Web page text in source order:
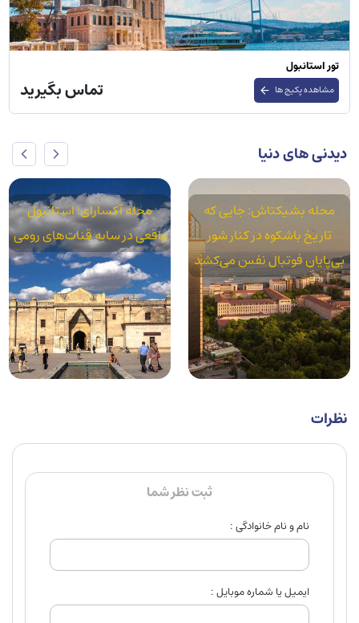
تور استانبول
مشاهده پکیج ها تماس بگیرید
دیدنی های دنیا
محله بشیکتاش: جایی که
تاریخ باشکوه در کنار شور
بی‌پایان فوتبال نفس می‌کشد
محله آکسارای: استانبول
واقعی در سایه قنات‌های رومی
نظرات
ثبت نظر شما
نام و نام خانوادگی :
ایمیل یا شماره موبایل :